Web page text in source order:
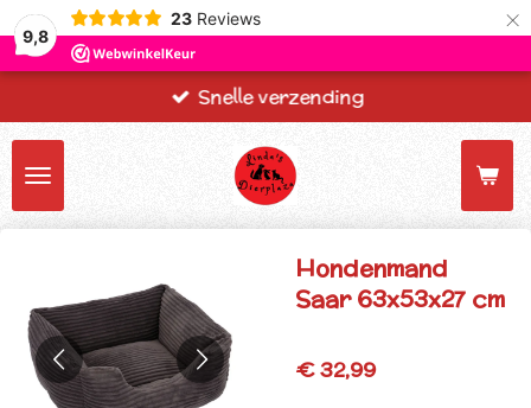
9,8
23 Reviews ×
Snelle verzending
Hondenmand
Saar 63x53x27 cm
€ 32,99